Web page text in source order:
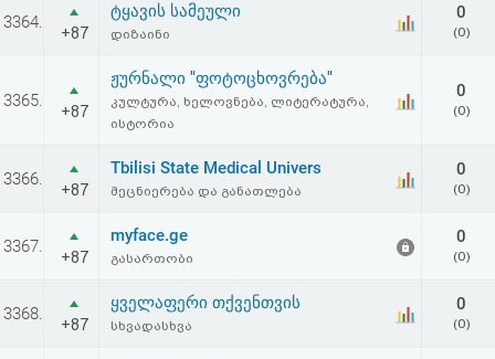
პაროლის
HTML
კოდი
სალიცენზიო
შეთანხმება
და
3364.
+87
ტყავის სამეული
დიზაინი
0
(0)
3365.
+87
ჟურნალი "ფოტოცხოვრება"
კულტურა, ხელოვნება, ლიტერატურა,
ისტორია
0
(0)
3366.
+87
Tbilisi State Medical Univers
მეცნიერება და განათლება
0
(0)
3367.
+87
myface.ge
გასართობი
0
(0)
3368.
+87
ყველაფერი თქვენთვის
სხვადასხვა
0
(0)